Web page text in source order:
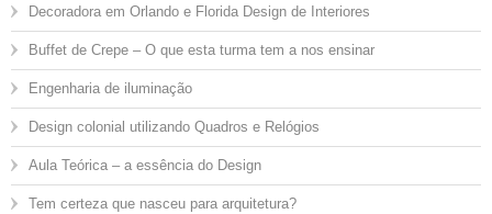
Decoradora em Orlando e Florida Design de Interiores
Buffet de Crepe – O que esta turma tem a nos ensinar
Engenharia de iluminação
Design colonial utilizando Quadros e Relógios
Aula Teórica – a essência do Design
Tem certeza que nasceu para arquitetura?